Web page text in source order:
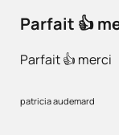
Parfait 👍
Parfait 👍 merci
patricia audemard